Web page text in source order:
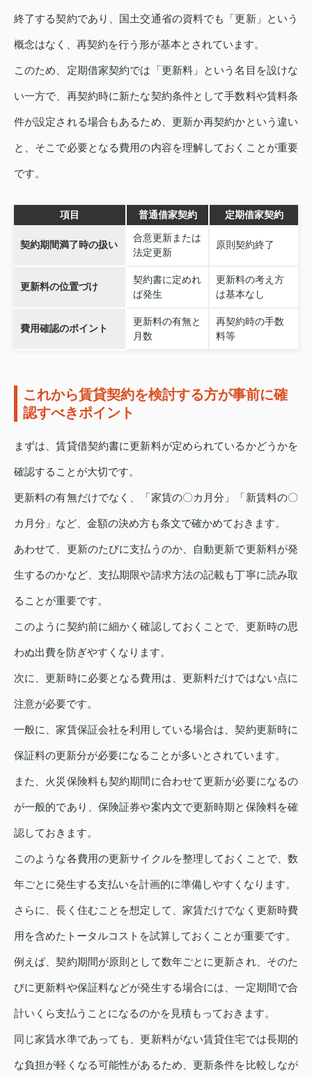
終了する契約であり、国土交通省の資料でも「更新」という
概念はなく、再契約を行う形が基本とされています。
このため、定期借家契約では「更新料」という名目を設けな
い一方で、再契約時に新たな契約条件として手数料や賃料条
件が設定される場合もあるため、更新か再契約かという違い
と、そこで必要となる費用の内容を理解しておくことが重要
です。
項目 普通借家契約 定期借家契約
契約期間満了時の扱い
合意更新または
法定更新
原則契約終了
更新料の位置づけ
契約書に定めれ
ば発生
更新料の考え方
は基本なし
費用確認のポイント
更新料の有無と
月数
再契約時の手数
料等
これから賃貸契約を検討する方が事前に確
認すべきポイント
まずは、賃貸借契約書に更新料が定められているかどうかを
確認することが大切です。
更新料の有無だけでなく、「家賃の〇カ月分」「新賃料の〇
カ月分」など、金額の決め方も条文で確かめておきます。
あわせて、更新のたびに支払うのか、自動更新で更新料が発
生するのかなど、支払期限や請求方法の記載も丁寧に読み取
ることが重要です。
このように契約前に細かく確認しておくことで、更新時の思
わぬ出費を防ぎやすくなります。
次に、更新時に必要となる費用は、更新料だけではない点に
注意が必要です。
一般に、家賃保証会社を利用している場合は、契約更新時に
保証料の更新分が必要になることが多いとされています。
また、火災保険料も契約期間に合わせて更新が必要になるの
が一般的であり、保険証券や案内文で更新時期と保険料を確
認しておきます。
このような各費用の更新サイクルを整理しておくことで、数
年ごとに発生する支払いを計画的に準備しやすくなります。
さらに、長く住むことを想定して、家賃だけでなく更新時費
用を含めたトータルコストを試算しておくことが重要です。
例えば、契約期間が原則として数年ごとに更新され、そのた
びに更新料や保証料などが発生する場合には、一定期間で合
計いくら支払うことになるのかを見積もっておきます。
同じ家賃水準であっても、更新料がない賃貸住宅では長期的
な負担が軽くなる可能性があるため、更新条件を比較しなが